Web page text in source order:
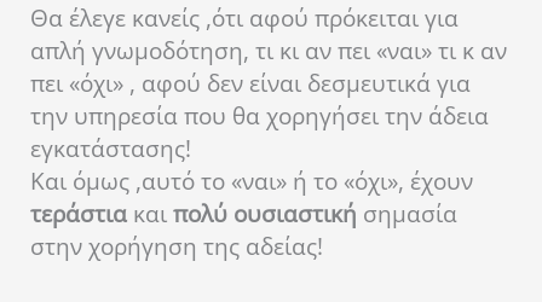
Θα έλεγε κανείς ,ότι αφού πρόκειται για
απλή γνωμοδότηση, τι κι αν πει «ναι» τι κ αν
πει «όχι» , αφού δεν είναι δεσμευτικά για
την υπηρεσία που θα χορηγήσει την άδεια
εγκατάστασης!
Και όμως ,αυτό το «ναι» ή το «όχι», έχουν
τεράστια καιπολύ ουσιαστική σημασία
στην χορήγηση της αδείας!